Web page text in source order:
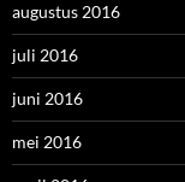
augustus 2016
juli 2016
juni 2016
mei 2016